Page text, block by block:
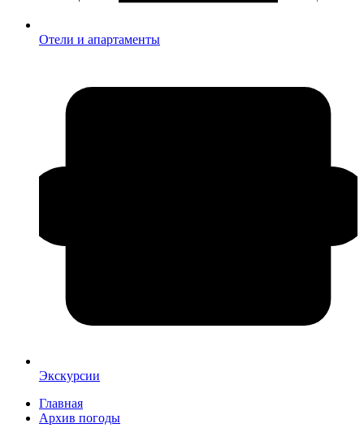
Отели и апартаменты
Экскурсии
Главная
Архив погоды